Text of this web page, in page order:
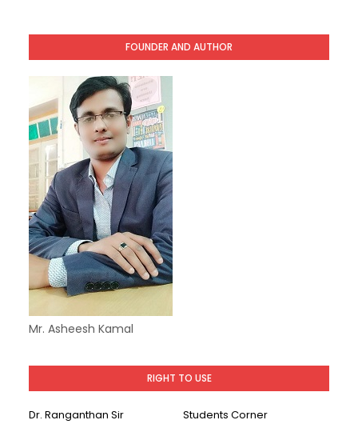
FOUNDER AND AUTHOR
Mr. Asheesh Kamal
RIGHT TO USE
Dr. Ranganthan Sir
Students Corner